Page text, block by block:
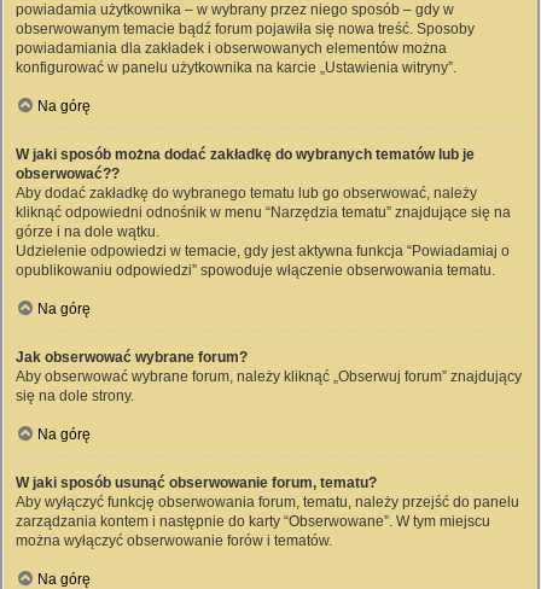
powiadamia użytkownika – w wybrany przez niego sposób – gdy w
obserwowanym temacie bądź forum pojawiła się nowa treść. Sposoby
powiadamiania dla zakładek i obserwowanych elementów można
konfigurować w panelu użytkownika na karcie „Ustawienia witryny”.
Na górę
W jaki sposób można dodać zakładkę do wybranych tematów lub je
obserwować??
Aby dodać zakładkę do wybranego tematu lub go obserwować, należy
kliknąć odpowiedni odnośnik w menu “Narzędzia tematu” znajdujące się na
górze i na dole wątku.
Udzielenie odpowiedzi w temacie, gdy jest aktywna funkcja “Powiadamiaj o
opublikowaniu odpowiedzi” spowoduje włączenie obserwowania tematu.
Na górę
Jak obserwować wybrane forum?
Aby obserwować wybrane forum, należy kliknąć „Obserwuj forum” znajdujący
się na dole strony.
Na górę
W jaki sposób usunąć obserwowanie forum, tematu?
Aby wyłączyć funkcję obserwowania forum, tematu, należy przejść do panelu
zarządzania kontem i następnie do karty “Obserwowane”. W tym miejscu
można wyłączyć obserwowanie forów i tematów.
Na górę